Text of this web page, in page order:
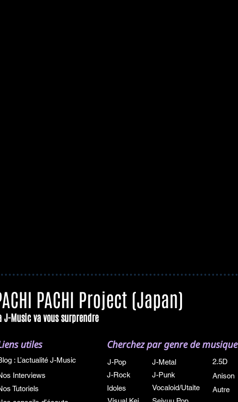
PACHI Project (Japan)
J-Music va vous surprendre
utiles
: L’actualité J-Music
Interviews
Tutoriels
Cherchez par genre de musique
J-Pop
J-Rock
Idoles
J-Metal
J-Punk
Vocaloid/Utaite
2.5D
Anison
Autre